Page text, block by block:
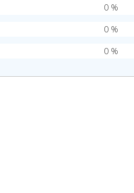
0 %
0 %
0 %